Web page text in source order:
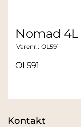
Nomad
Varenr.: OL591
OL591
Kontakt